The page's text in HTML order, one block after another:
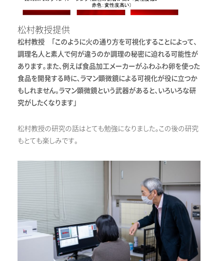
松村教授提供
松村教授 「このように火の通り方を可視化することによって、
調理名人と素人で何が違うのか調理の秘密に迫れる可能性が
あります。また、例えば食品加工メーカーがふわふわ卵を使った
食品を開発する時に、ラマン顕微鏡による可視化が役に立つか
もしれません。ラマン顕微鏡という武器があると、いろいろな研
究がしたくなります」
松村教授の研究の話はとても勉強になりました。この後の研究
もとても楽しみです。